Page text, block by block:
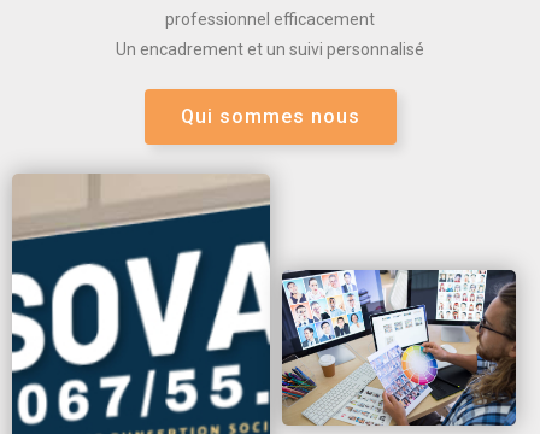
professionnel efficacement
Un encadrement et un suivi personnalisé
Qui sommes nous